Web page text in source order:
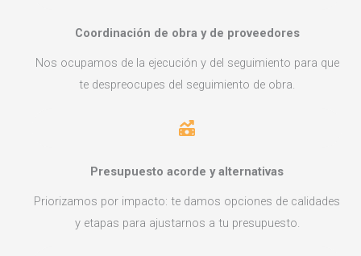
Coordinación de obra y de proveedores
Nos ocupamos de la ejecución y del seguimiento para que
te despreocupes del seguimiento de obra.
Presupuesto acorde y alternativas
Priorizamos por impacto: te damos opciones de calidades
y etapas para ajustarnos a tu presupuesto.